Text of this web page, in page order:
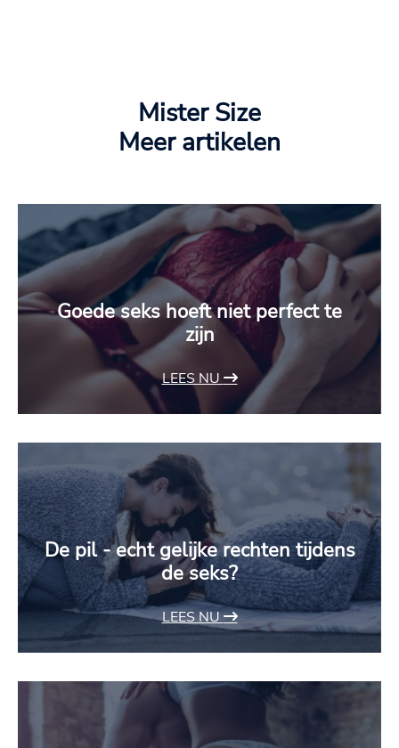
Mister Size
Meer artikelen
Goede seks hoeft niet perfect te
zijn
LEES NU
De pil - echt gelijke rechten tijdens
de seks?
LEES NU